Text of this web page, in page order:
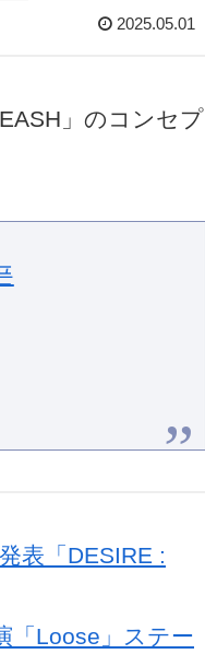
2025.05.01
」のコンセプ
表「DESIRE :
「Loose」ステー